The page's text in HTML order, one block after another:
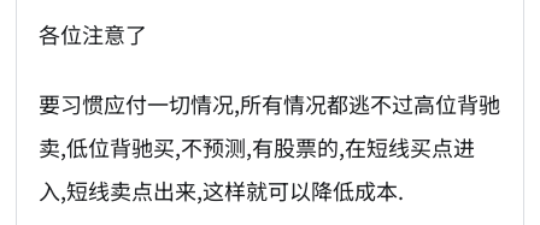
各位注意了
要习惯应付一切情况,所有情况都逃不过高位背驰
卖,低位背驰买,不预测,有股票的,在短线买点进
入,短线卖点出来,这样就可以降低成本.